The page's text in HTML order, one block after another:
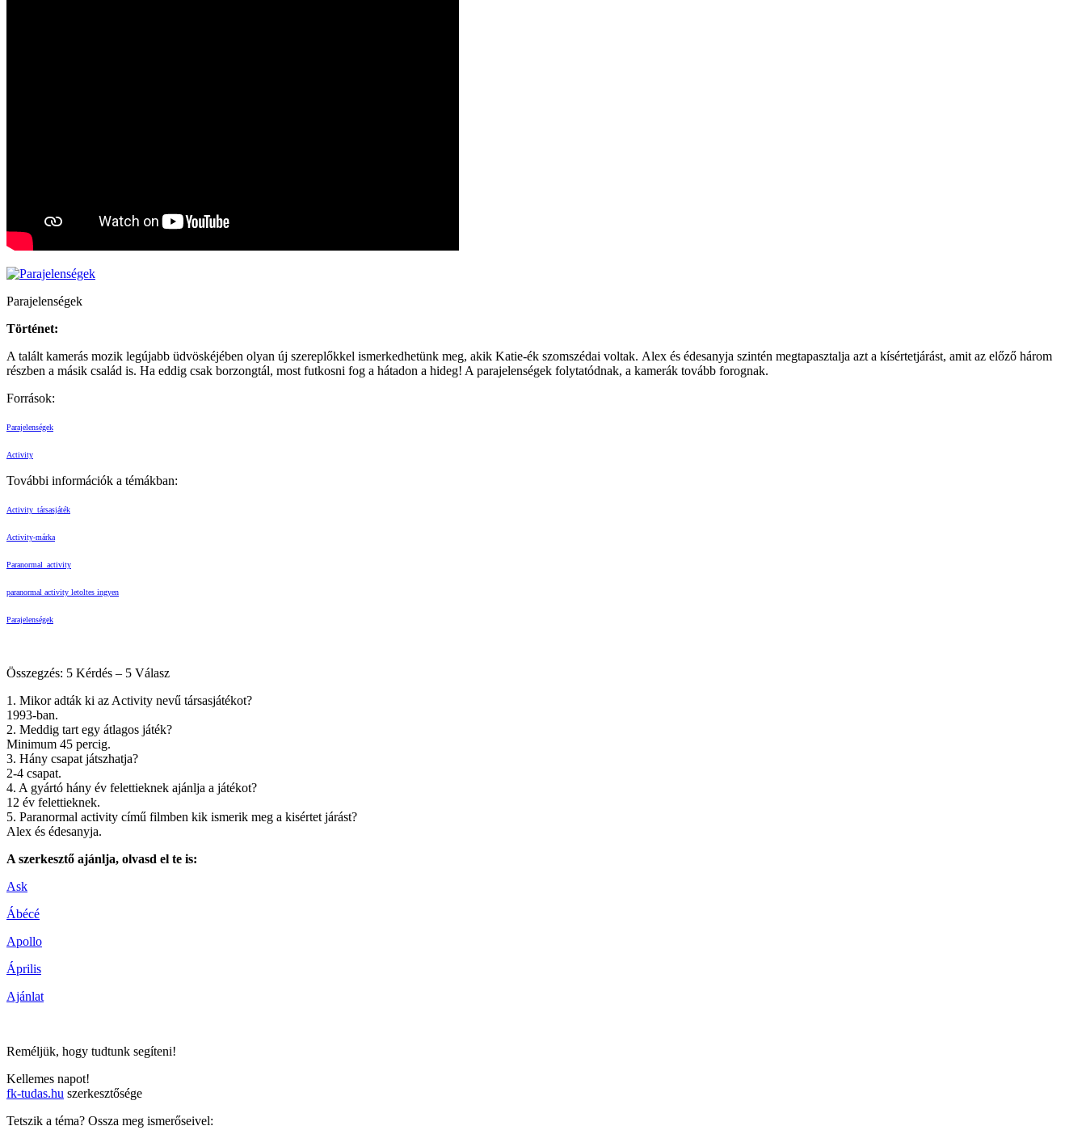
Parajelenségek
Történet:
A talált kamerás mozik legújabb üdvöskéjében olyan új szereplőkkel ismerkedhetünk meg, akik Katie-ék szomszédai voltak. Alex és édesanyja szintén megtapasztalja azt a kísértetjárást, amit az előző három
részben a másik család is. Ha eddig csak borzongtál, most futkosni fog a hátadon a hideg! A parajelenségek folytatódnak, a kamerák tovább forognak.
Források:
Parajelenségek
Activity
További információk a témákban:
Activity_társasjáték
Activity-márka
Paranormal_activity
paranormal activity letoltes ingyen
Parajelenségek
Összegzés: 5 Kérdés – 5 Válasz
1. Mikor adták ki az Activity nevű társasjátékot?
1993-ban.
2. Meddig tart egy átlagos játék?
Minimum 45 percig.
3. Hány csapat játszhatja?
2-4 csapat.
4. A gyártó hány év felettieknek ajánlja a játékot?
12 év felettieknek.
5. Paranormal activity című filmben kik ismerik meg a kisértet járást?
Alex és édesanyja.
A szerkesztő ajánlja, olvasd el te is:
Ask
Ábécé
Apollo
Április
Ajánlat
Reméljük, hogy tudtunk segíteni!
Kellemes napot!
fk-tudas.hu szerkesztősége
Tetszik a téma? Ossza meg ismerőseivel: